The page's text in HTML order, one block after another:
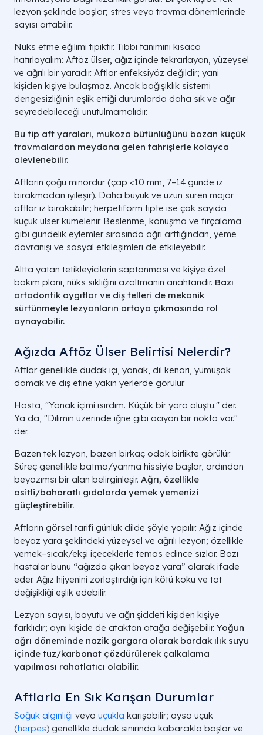
lezyon şeklinde başlar; stres veya travma dönemlerinde
sayısı artabilir.
Nüks etme eğilimi tipiktir. Tıbbi tanımını kısaca
hatırlayalım: Aftöz ülser, ağız içinde tekrarlayan, yüzeysel
ve ağrılı bir yaradır. Aftlar enfeksiyöz değildir; yani
kişiden kişiye bulaşmaz. Ancak bağışıklık sistemi
dengesizliğinin eşlik ettiği durumlarda daha sık ve ağır
seyredebileceği unutulmamalıdır.
Bu tip aft yaraları, mukoza bütünlüğünü bozan küçük
travmalardan meydana gelen tahrişlerle kolayca
alevlenebilir.
Aftların çoğu minördür (çap <10 mm, 7–14 günde iz
bırakmadan iyileşir). Daha büyük ve uzun süren majör
aftlar iz bırakabilir; herpetiform tipte ise çok sayıda
küçük ülser kümelenir. Beslenme, konuşma ve fırçalama
gibi gündelik eylemler sırasında ağrı arttığından, yeme
davranışı ve sosyal etkileşimleri de etkileyebilir.
Altta yatan tetikleyicilerin saptanması ve kişiye özel
bakım planı, nüks sıklığını azaltmanın anahtarıdır. Bazı
ortodontik aygıtlar ve diş telleri de mekanik
sürtünmeyle lezyonların ortaya çıkmasında rol
oynayabilir.
Ağızda Aftöz Ülser Belirtisi Nelerdir?
Aftlar genellikle dudak içi, yanak, dil kenarı, yumuşak
damak ve diş etine yakın yerlerde görülür.
Hasta, "Yanak içimi ısırdım. Küçük bir yara oluştu." der.
Ya da, "Dilimin üzerinde iğne gibi acıyan bir nokta var."
der.
Bazen tek lezyon, bazen birkaç odak birlikte görülür.
Süreç genellikle batma/yanma hissiyle başlar, ardından
beyazımsı bir alan belirginleşir. Ağrı, özellikle
asitli/baharatlı gıdalarda yemek yemenizi
güçleştirebilir.
Aftların görsel tarifi günlük dilde şöyle yapılır. Ağız içinde
beyaz yara şeklindeki yüzeysel ve ağrılı lezyon; özellikle
yemek–sıcak/ekşi içeceklerle temas edince sızlar. Bazı
hastalar bunu “ağızda çıkan beyaz yara” olarak ifade
eder. Ağız hijyenini zorlaştırdığı için kötü koku ve tat
değişikliği eşlik edebilir.
Lezyon sayısı, boyutu ve ağrı şiddeti kişiden kişiye
farklıdır; aynı kişide de ataktan atağa değişebilir. Yoğun
ağrı döneminde nazik gargara olarak bardak ılık suyu
içinde tuz/karbonat çözdürülerek çalkalama
yapılması rahatlatıcı olabilir.
Aftlarla En Sık Karışan Durumlar
Soğuk algınlığı veya uçukla karışabilir; oysa uçuk
(herpes) genellikle dudak sınırında kabarcıkla başlar ve